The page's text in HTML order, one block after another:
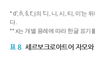
* d', ň, š, t', j의 '디, 니, 시, 티, 이'는
다.
** x는 개별 용례에 따라 한글 표기
표 8 세르보크로아트어 자모